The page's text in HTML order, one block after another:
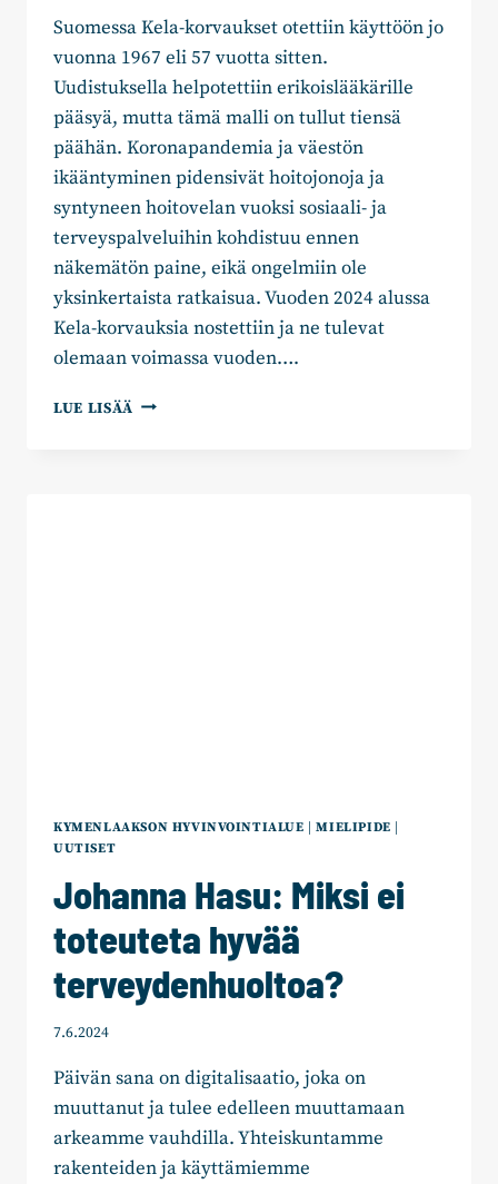
Suomessa Kela-korvaukset otettiin käyttöön jo
vuonna 1967 eli 57 vuotta sitten.
Uudistuksella helpotettiin erikoislääkärille
pääsyä, mutta tämä malli on tullut tiensä
päähän. Koronapandemia ja väestön
ikääntyminen pidensivät hoitojonoja ja
syntyneen hoitovelan vuoksi sosiaali- ja
terveyspalveluihin kohdistuu ennen
näkemätön paine, eikä ongelmiin ole
yksinkertaista ratkaisua. Vuoden 2024 alussa
Kela-korvauksia nostettiin ja ne tulevat
olemaan voimassa vuoden….
LUE LISÄÄ JOHANNA
KYMENLAAKSON HYVINVOINTIALUE |MIELIPIDE
UUTISET
Johanna Hasu: Miksi ei
toteuteta hyvää
terveydenhuoltoa?
7.6.2024
Päivän sana on digitalisaatio, joka on
muuttanut ja tulee edelleen muuttamaan
arkeamme vauhdilla. Yhteiskuntamme
rakenteiden ja käyttämiemme